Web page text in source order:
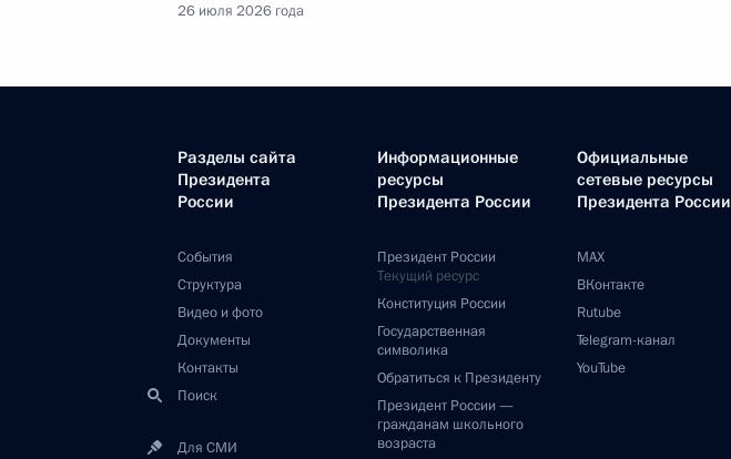
26 июля 2026 года
Разделы сайта
Президента
России
События
Структура
Видео и фото
Документы
Контакты
Поиск
Для СМИ
Информационные
ресурсы
Президента России
Президент России
Текущий ресурс
Конституция России
Государственная
символика
Обратиться к Президенту
Президент России —
гражданам школьного
возраста
Официальные
сетевые ресурсы
Президента России
MAX
ВКонтакте
Rutube
Telegram-канал
YouTube